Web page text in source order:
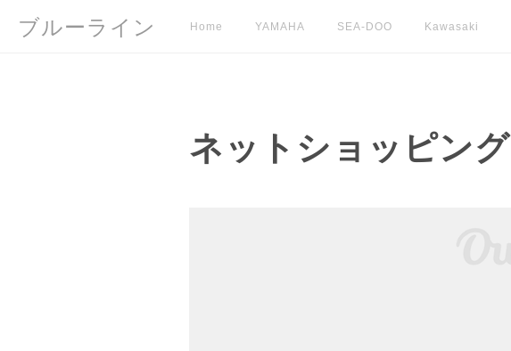
ブルーライン Home YAMAHA SEA-DOO Kawasaki
ネットショッピング